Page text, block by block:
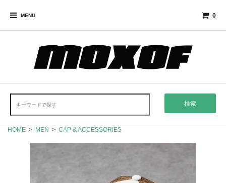
MENU 0
検索
HOME > MEN > CAP & ACCESSORIES